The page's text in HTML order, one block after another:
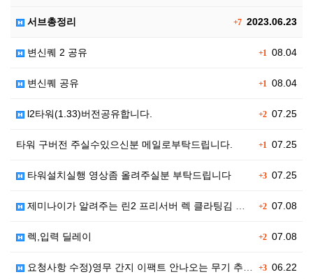
+72023.06.23
서브총정리
+108.04
변신퀘 2 공유
+108.04
변신퀘 공유
+207.25
l2타워(1.33)버전공유합니다.
+107.25
타워 구버전 주실수있으신분 메일로부탁드립니다.
+307.25
타워설치실행 영상좀 올려주실분 부탁드립니다
+207.08
제미나이가 알려주는 린2 프리서버 렉 클라팅김 대처법입…
+207.08
렉,입력 딜레이
+306.22
요청사항 수정)영무 간지 이팩트 안나오는 무기 추가 수…